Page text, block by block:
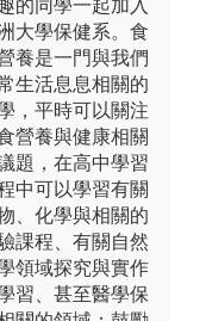
的同學一起加入
大學保健系。食
養是一門與我們
生活息息相關的
，平時可以關注
營養與健康相關
題，在高中學習
中可以學習有關
、化學與相關的
課程、有關自然
領域探究與實作
習、甚至醫學保